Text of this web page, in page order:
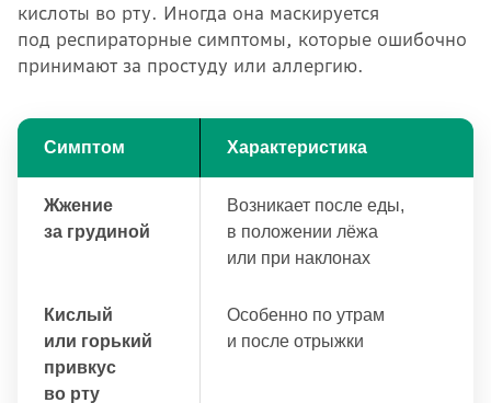
кислоты во рту. Иногда она маскируется
под респираторные симптомы, которые ошибочно
принимают за простуду или аллергию.
Симптом Характеристика
Жжение
за грудиной
Возникает после еды,
в положении лёжа
или при наклонах
Кислый
или горький
привкус
во рту
Особенно по утрам
и после отрыжки